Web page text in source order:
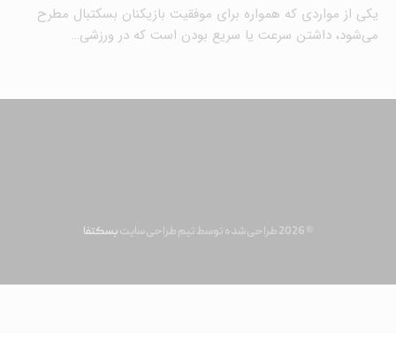
یکی از مواردی که همواره برای موفقیت بازیکنان بسکتبال مطرح
می‌شود، داشتن سرعت یا سریع بودن است که در ورزشی…
© 2026 طراحی شده توسط تیم طراحی سایت بسکتفا